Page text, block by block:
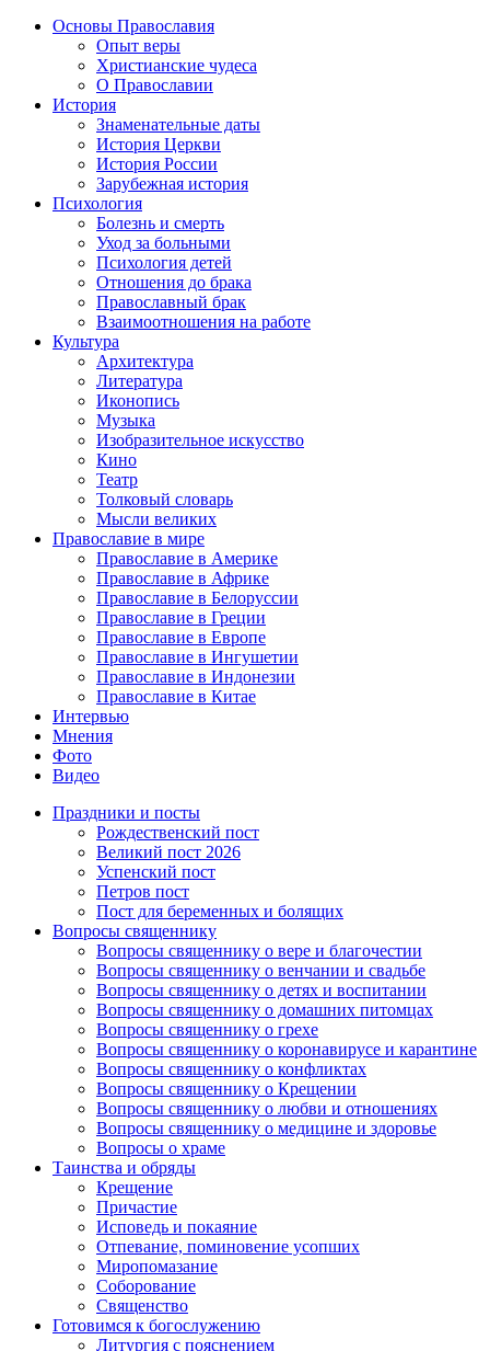
Основы Православия
Опыт веры
Христианские чудеса
О Православии
История
Знаменательные даты
История Церкви
История России
Зарубежная история
Психология
Болезнь и смерть
Уход за больными
Психология детей
Отношения до брака
Православный брак
Взаимоотношения на работе
Культура
Архитектура
Литература
Иконопись
Музыка
Изобразительное искусство
Кино
Театр
Толковый словарь
Мысли великих
Православие в мире
Православие в Америке
Православие в Африке
Православие в Белоруссии
Православие в Греции
Православие в Европе
Православие в Ингушетии
Православие в Индонезии
Православие в Китае
Интервью
Мнения
Фото
Видео
Праздники и посты
Рождественский пост
Великий пост 2026
Успенский пост
Петров пост
Пост для беременных и болящих
Вопросы священнику
Вопросы священнику о вере и благочестии
Вопросы священнику о венчании и свадьбе
Вопросы священнику о детях и воспитании
Вопросы священнику о домашних питомцах
Вопросы священнику о грехе
Вопросы священнику о коронавирусе и карантине
Вопросы священнику о конфликтах
Вопросы священнику о Крещении
Вопросы священнику о любви и отношениях
Вопросы священнику о медицине и здоровье
Вопросы о храме
Таинства и обряды
Крещение
Причастие
Исповедь и покаяние
Отпевание, поминовение усопших
Миропомазание
Соборование
Священство
Готовимся к богослужению
Литургия с пояснением